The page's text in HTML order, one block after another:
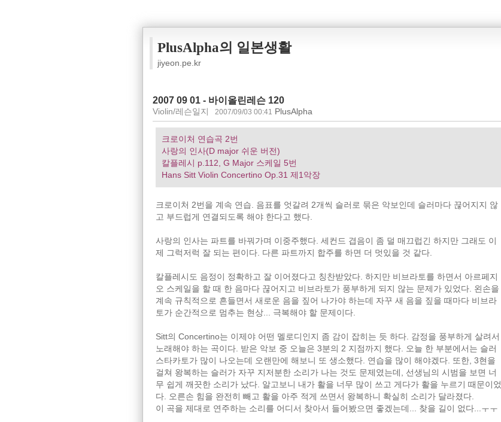
PlusAlpha의 일본생활
jiyeon.pe.kr
2007 09 01 - 바이올린레슨 120
Violin/레슨일지 2007/09/03 00:41 PlusAlpha
크로이처 연습곡 2번
사랑의 인사(D major 쉬운 버전)
칼플레시 p.112, G Major 스케일 5번
Hans Sitt Violin Concertino Op.31 제1악장
크로이처 2번을 계속 연습. 음표를 엇갈려 2개씩 슬러로 묶은 악보인데 슬러마다 끊어지지 않
고 부드럽게 연결되도록 해야 한다고 했다.
사랑의 인사는 파트를 바꿔가며 이중주했다. 세컨드 겹음이 좀 덜 매끄럽긴 하지만 그래도 이
제 그럭저럭 잘 되는 편이다. 다른 파트까지 합주를 하면 더 멋있을 것 같다.
칼플레시도 음정이 정확하고 잘 이어졌다고 칭찬받았다. 하지만 비브라토를 하면서 아르페지
오 스케일을 할 때 한 음마다 끊어지고 비브라토가 풍부하게 되지 않는 문제가 있었다. 왼손을
계속 규칙적으로 흔들면서 새로운 음을 짚어 나가야 하는데 자꾸 새 음을 짚을 때마다 비브라
토가 순간적으로 멈추는 현상... 극복해야 할 문제이다.
Sitt의 Concertino는 이제야 어떤 멜로디인지 좀 감이 잡히는 듯 하다. 감정을 풍부하게 살려서
노래해야 하는 곡이다. 받은 악보 중 오늘은 3분의 2 지점까지 했다. 오늘 한 부분에서는 슬러
스타카토가 많이 나오는데 오랜만에 해보니 또 생소했다. 연습을 많이 해야겠다. 또한, 3현을
걸쳐 왕복하는 슬러가 자꾸 지저분한 소리가 나는 것도 문제였는데, 선생님의 시범을 보면 너
무 쉽게 깨끗한 소리가 났다. 알고보니 내가 활을 너무 많이 쓰고 게다가 활을 누르기 때문이었
다. 오른손 힘을 완전히 빼고 활을 아주 적게 쓰면서 왕복하니 확실히 소리가 달라졌다.
이 곡을 제대로 연주하는 소리를 어디서 찾아서 들어봤으면 좋겠는데... 찾을 길이 없다...ㅜㅜ